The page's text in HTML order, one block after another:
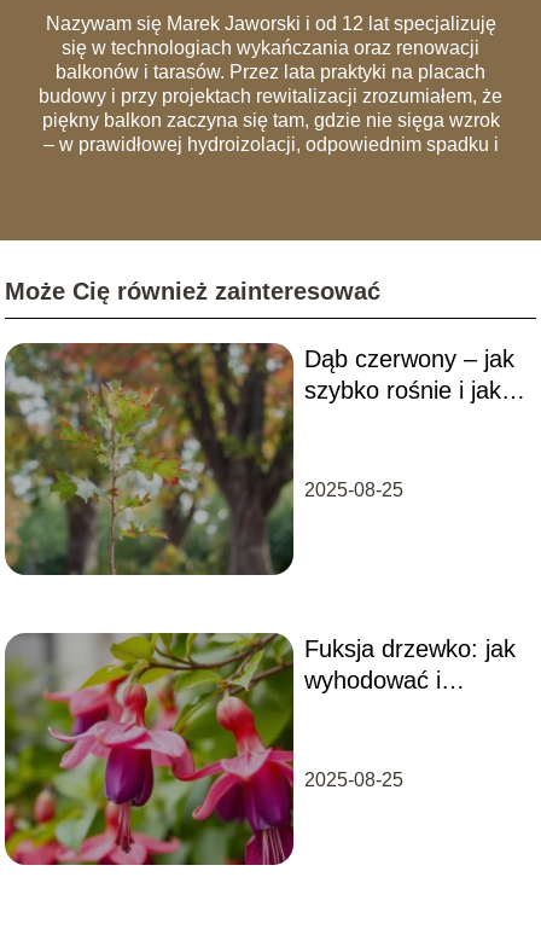
Nazywam się Marek Jaworski i od 12 lat specjalizuję
się w technologiach wykańczania oraz renowacji
balkonów i tarasów. Przez lata praktyki na placach
budowy i przy projektach rewitalizacji zrozumiałem, że
piękny balkon zaczyna się tam, gdzie nie sięga wzrok
– w prawidłowej hydroizolacji, odpowiednim spadku i
remonty trzeba powtarzać co dwa sezony. Analizuję
kompozytowych i systemów wentylowanych, po
tradycyjną ceramikę. Moim celem jest edukowanie
"instagramowy", ale przede wszystkim trwały,
bezpieczny i zgodny z przepisami wspólnot
mieszkaniowych.
Może Cię również zainteresować
Dąb czerwony – jak
szybko rośnie i jak
2025-08-25
Fuksja drzewko: jak
wyhodować i
2025-08-25